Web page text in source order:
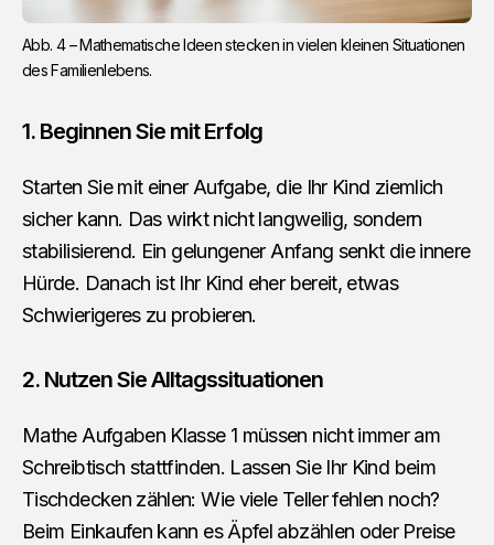
Abb. 4 – Mathematische Ideen stecken in vielen kleinen Situationen
des Familienlebens.
1. Beginnen Sie mit Erfolg
Starten Sie mit einer Aufgabe, die Ihr Kind ziemlich
sicher kann. Das wirkt nicht langweilig, sondern
stabilisierend. Ein gelungener Anfang senkt die innere
Hürde. Danach ist Ihr Kind eher bereit, etwas
Schwierigeres zu probieren.
2. Nutzen Sie Alltagssituationen
Mathe Aufgaben Klasse 1 müssen nicht immer am
Schreibtisch stattfinden. Lassen Sie Ihr Kind beim
Tischdecken zählen: Wie viele Teller fehlen noch?
Beim Einkaufen kann es Äpfel abzählen oder Preise